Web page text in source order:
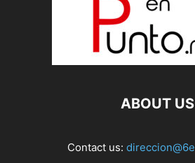
ABOUT US
Contact us: